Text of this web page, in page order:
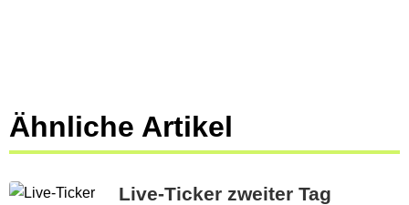
Ähnliche Artikel
Live-Ticker zweiter Tag